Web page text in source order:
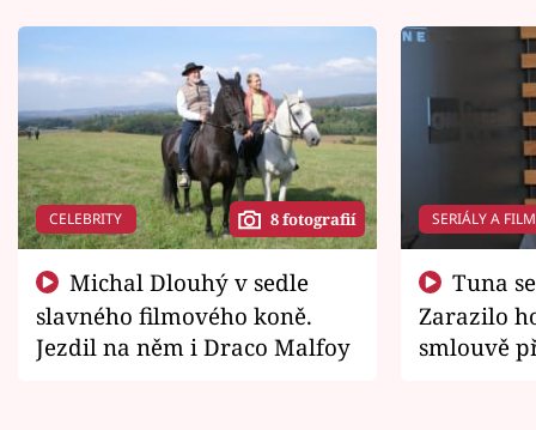
CELEBRITY 8 fotografií
slavného filmového koně.
Jezdil na něm i Draco Malfoy
SERIÁLY A
Zarazilo
smlouvě